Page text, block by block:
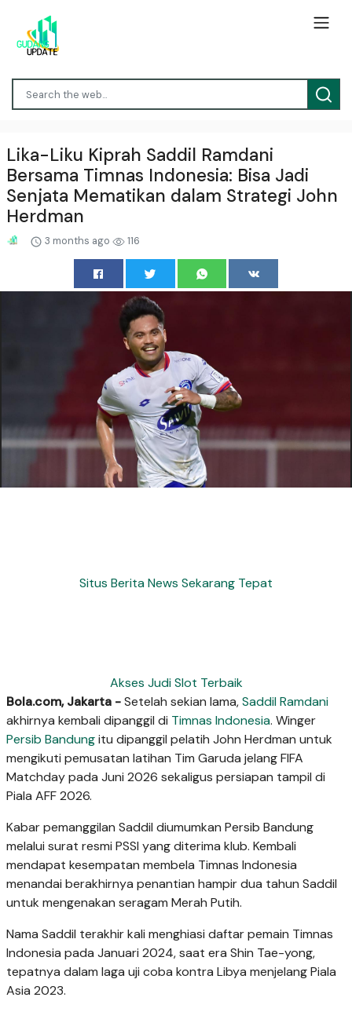
Lika-Liku Kiprah Saddil Ramdani
Bersama Timnas Indonesia: Bisa Jadi
Senjata Mematikan dalam Strategi John
Herdman
3 months ago 116
Situs Berita News Sekarang Tepat
Akses Judi Slot Terbaik
Bola.com, Jakarta -Setelah sekian lama,Saddil Ramdani
akhirnya kembali dipanggil di Timnas Indonesia. Winger
Persib Bandungitu dipanggil pelatih John Herdman untuk
mengikuti pemusatan latihan Tim Garuda jelang FIFA
Matchday pada Juni 2026 sekaligus persiapan tampil di
Piala AFF 2026.
Kabar pemanggilan Saddil diumumkan Persib Bandung
melalui surat resmi PSSI yang diterima klub. Kembali
mendapat kesempatan membela Timnas Indonesia
menandai berakhirnya penantian hampir dua tahun Saddil
untuk mengenakan seragam Merah Putih.
Nama Saddil terakhir kali menghiasi daftar pemain Timnas
Indonesia pada Januari 2024, saat era Shin Tae-yong,
tepatnya dalam laga uji coba kontra Libya menjelang Piala
Asia 2023.